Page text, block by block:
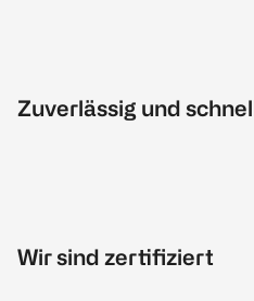
Zuverlässig und
Wir sind zertifiziert